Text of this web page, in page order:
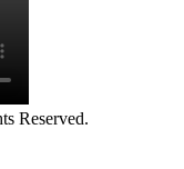
Reserved.